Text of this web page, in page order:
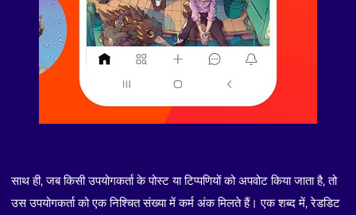
साथ ही, जब किसी उपयोगकर्ता के पोस्ट या टिप्पणियों को अपवोट किया जाता है, तो
उस उपयोगकर्ता को एक निश्चित संख्या में कर्म अंक मिलते हैं। एक शब्द में, रेडडिट